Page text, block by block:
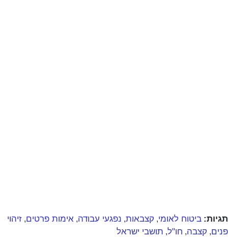
תגיות: ביטוח לאומי, קצבאות, נפגעי עבודה, אימות פרטים, זיהוי
פנים, קצבה, חו"ל, תושבי ישראל